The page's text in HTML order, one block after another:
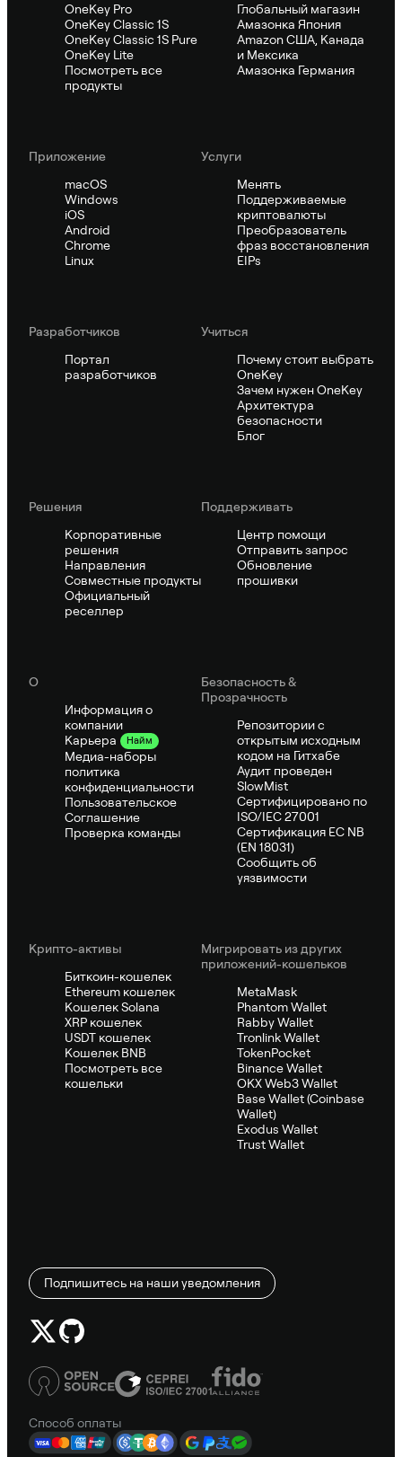
OneKey Pro
OneKey Classic 1S
OneKey Classic 1S Pure
OneKey Lite
Посмотреть все
продукты
Глобальный магазин
Амазонка Япония
Amazon США, Канада
и Мексика
Амазонка Германия
Приложение
macOS
Windows
iOS
Android
Chrome
Linux
Услуги
Менять
Поддерживаемые
криптовалюты
Преобразователь
фраз восстановления
EIPs
Pазработчиков
Портал
разработчиков
Учиться
Почему стоит выбрать
OneKey
Зачем нужен OneKey
Архитектура
безопасности
Блог
Решения
Корпоративные
решения
Направления
Совместные продукты
Официальный
реселлер
Поддерживать
Центр помощи
Отправить запрос
Обновление
прошивки
О
Информация о
компании
Карьера
Найм
Медиа-наборы
политика
конфиденциальности
Пользовательское
Соглашение
Проверка команды
Безопасность &
Прозрачность
Репозитории с
открытым исходным
кодом на Гитхабе
Аудит проведен
SlowMist
Сертифицировано по
ISO/IEC 27001
Сертификация ЕС NB
(EN 18031)
Сообщить об
уязвимости
Крипто-активы
Биткоин-кошелек
Ethereum кошелек
Кошелек Solana
XRP кошелек
USDT кошелек
Кошелек BNB
Посмотреть все
кошельки
Мигрировать из других
приложений-кошельков
MetaMask
Phantom Wallet
Rabby Wallet
Tronlink Wallet
TokenPocket
Binance Wallet
OKX Web3 Wallet
Base Wallet (Coinbase
Wallet)
Exodus Wallet
Trust Wallet
Подпишитесь на наши уведомления
Способ оплаты